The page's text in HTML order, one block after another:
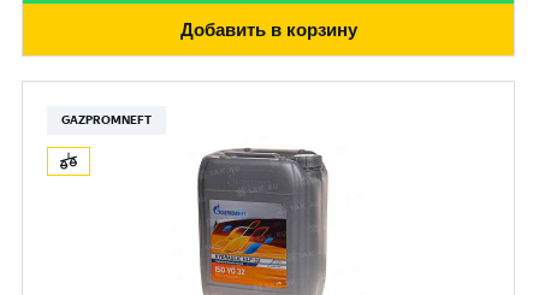
Добавить в корзину
GAZPROMNEFT